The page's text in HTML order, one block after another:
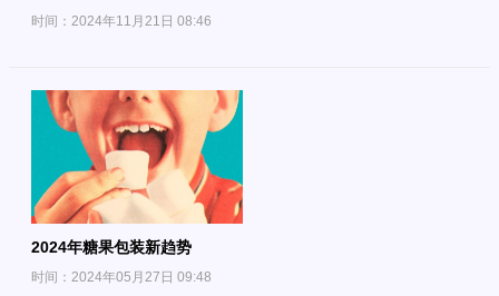
时间：2024年11月21日 08:46
2024年糖果包装新趋势
时间：2024年05月27日 09:48